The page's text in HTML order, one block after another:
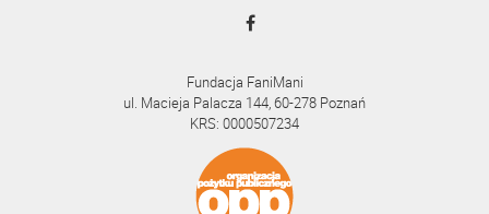
Fundacja FaniMani
ul. Macieja Palacza 144, 60-278 Poznań
KRS: 0000507234